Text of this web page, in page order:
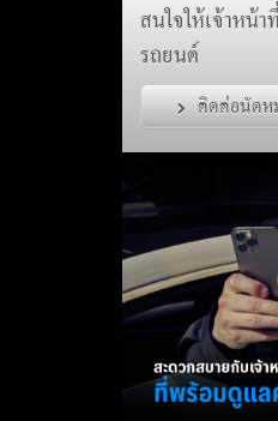
สนใจให้เจ้าหน้
รถยนต์
ติดต่อนัดห